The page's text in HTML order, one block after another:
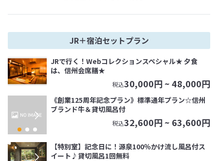
JR＋宿泊セットプラン
JRで行く！Webコレクションスペシャル★ 夕食
は、信州会席膳★
税込30,000円 ~48,000円
《創業125周年記念プラン》標準通年プラン☆信州
ブランド牛＆貸切風呂付
税込32,600円 ~ 63,600円
【特別室】記念日に！源泉100％かけ流し風呂付ス
イート♪貸切風呂1回無料